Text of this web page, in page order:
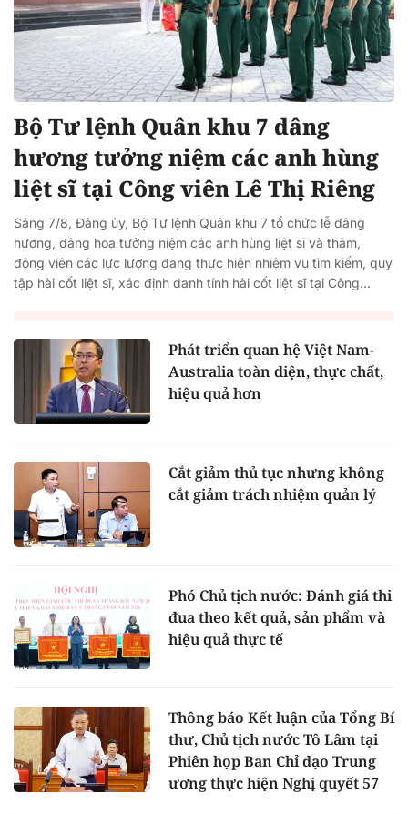
Bộ Tư lệnh Quân khu 7 dâng
hương tưởng niệm các anh hùng
liệt sĩ tại Công viên Lê Thị Riêng
Sáng 7/8, Đảng ủy, Bộ Tư lệnh Quân khu 7 tổ chức lễ dâng
hương, dâng hoa tưởng niệm các anh hùng liệt sĩ và thăm,
động viên các lực lượng đang thực hiện nhiệm vụ tìm kiếm, quy
tập hài cốt liệt sĩ, xác định danh tính hài cốt liệt sĩ tại Công...
Phát triển quan hệ Việt Nam-
Australia toàn diện, thực chất,
hiệu quả hơn
Cắt giảm thủ tục nhưng không
cắt giảm trách nhiệm quản lý
Phó Chủ tịch nước: Đánh giá thi
đua theo kết quả, sản phẩm và
hiệu quả thực tế
Thông báo Kết luận của Tổng Bí
thư, Chủ tịch nước Tô Lâm tại
Phiên họp Ban Chỉ đạo Trung
ương thực hiện Nghị quyết 57